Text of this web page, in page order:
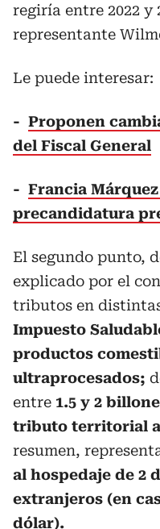
regiría entre 2022 y
representante
Le puede interesar:
- Proponen
del Fiscal General
- Francia
precandidatura
El segundo punto,
explicado por el
tributos en
Impuesto
productos
ultraprocesados;
entre 1.5 y 2
tributo territorial
resumen,
al hospedaje de 2
extranjeros (en
dólar).